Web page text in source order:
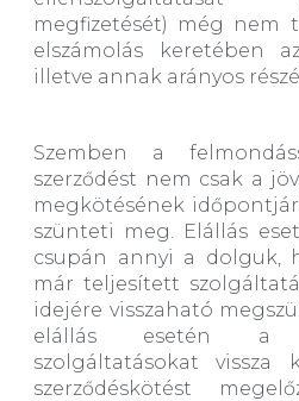
megfizetését) még nem
elszámolás keretében
illetve annak arányos
Szemben a
szerződést nem csak a
megkötésének
szünteti meg. Elállás
csupán annyi a dolguk,
már teljesített
idejére visszaható
elállás esetén a
szolgáltatásokat vissza
szerződéskötést